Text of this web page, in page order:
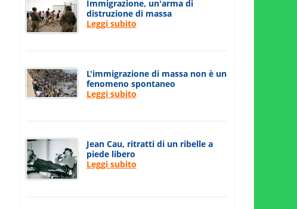
Immigrazione, un'arma di
distruzione di massa
Leggi subito
L'immigrazione di massa non è un
fenomeno spontaneo
Leggi subito
Jean Cau, ritratti di un ribelle a
piede libero
Leggi subito